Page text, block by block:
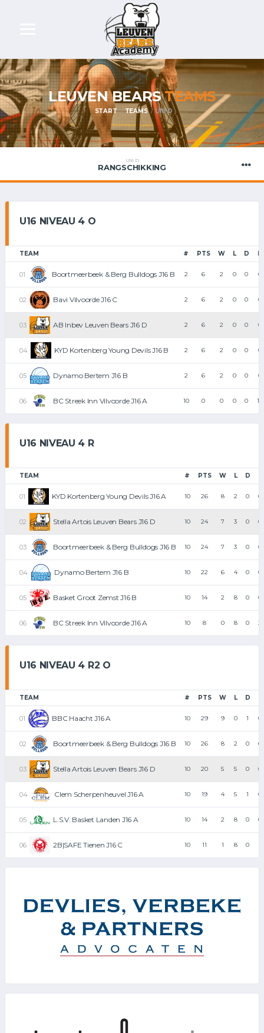
LEUVEN BEARSTEAMS
START TEAMS U16 D
U16 D
RANGSCHIKKING
U16 NIVEAU 4 O
TEAM # PTS W L D F
Boortmeerbeek & Berg Bulldogs J16 B 2 6 2 0 0 0
Bavi Vilvoorde J16 C 2 6 2 0 0 0
AB Inbev Leuven Bears J16 D 2 6 2 0 0 0
KYD Kortenberg Young Devils J16 B 2 6 2 0 0 0
Dynamo Bertem J16 B 2 6 2 0 0 0
BC Streek Inn Vilvoorde J16 A 10 0 0 0 0 10
U16 NIVEAU 4 R
TEAM # PTS W L D
KYD Kortenberg Young Devils J16 A 10 26 8 2 0 0
Stella Artois Leuven Bears J16 D 10 24 7 3 0 0
Boortmeerbeek & Berg Bulldogs J16 B 10 24 7 3 0 0
Dynamo Bertem J16 B 10 22 6 4 0 0
Basket Groot Zemst J16 B 10 14 2 8 0 0
BC Streek Inn Vilvoorde J16 A 10 8 0 8 0 2
U16 NIVEAU 4 R2 O
TEAM # PTS W L D
BBC Haacht J16 A 10 29 9 0 1 0
Boortmeerbeek & Berg Bulldogs J16 B 10 26 8 2 0 0
Stella Artois Leuven Bears J16 D 10 20 5 5 0 0
Clem Scherpenheuvel J16 A 10 19 4 5 1 0
L.S.V. Basket Landen J16 A 10 14 2 8 0 0
2B|SAFE Tienen J16 C 10 11 1 8 0